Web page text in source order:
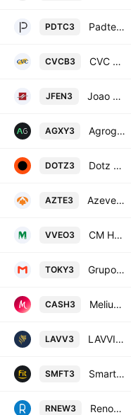
PDTC3 Padtec Holding SA
CVCB3 CVC Brasil Operadora e Agencia de Viagens SA
JFEN3 Joao Fortes Engenharia S.A.
AGXY3 Agrogalaxy Participacoes SA
DOTZ3 Dotz SA
AZTE3 Azevedo & Travassos Energia S.A
VVEO3 CM Hospitalar SA
TOKY3 Grupo Toky SA
CASH3 Meliuz SA
LAVV3 LAVVI Empreendimentos Imobiliarios SA
SMFT3 Smartfit Escola de Ginastica e Danca SA
RNEW3 Renova Energia S.A.